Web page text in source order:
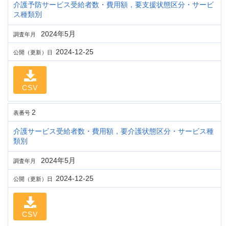
介護予防サービス受給者数・費用額，要支援状態区分・サービ
ス種類別
調査年月 2024年5月
公開（更新）日 2024-12-25
CSV
表番号 2
介護サービス受給者数・費用額，要介護状態区分・サービス種
類別
調査年月 2024年5月
公開（更新）日 2024-12-25
CSV